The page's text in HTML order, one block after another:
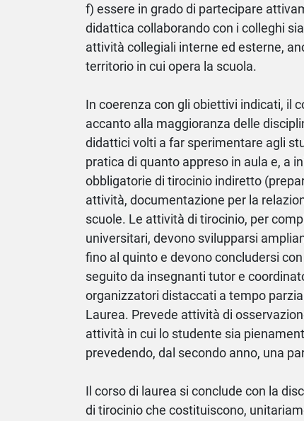
f) essere in grado di partecipare
didattica collaborando con i colleghi
attività collegiali interne ed esterne,
territorio in cui opera la scuola.
In coerenza con gli obiettivi indicati, il
accanto alla maggioranza delle
didattici volti a far sperimentare agli
pratica di quanto appreso in aula e, a
obbligatorie di tirocinio indiretto
attività, documentazione per la
scuole. Le attività di tirocinio, per
universitari, devono svilupparsi
fino al quinto e devono concludersi
seguito da insegnanti tutor e
organizzatori distaccati a tempo
Laurea. Prevede attività di
attività in cui lo studente sia
prevedendo, dal secondo anno, una
Il corso di laurea si conclude con la
di tirocinio che costituiscono,